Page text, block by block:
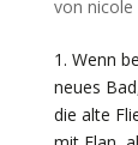
von nicole
1. Wenn
neues
die alte